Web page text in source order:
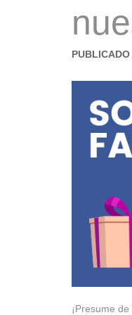
¡Presume de